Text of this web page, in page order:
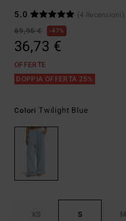
5.0
(4 Recensioni)
69,95 €
47%
36,73 €
OFFERTE
DOPPIA OFFERTA 25%
Colori Twilight Blue
XS S M